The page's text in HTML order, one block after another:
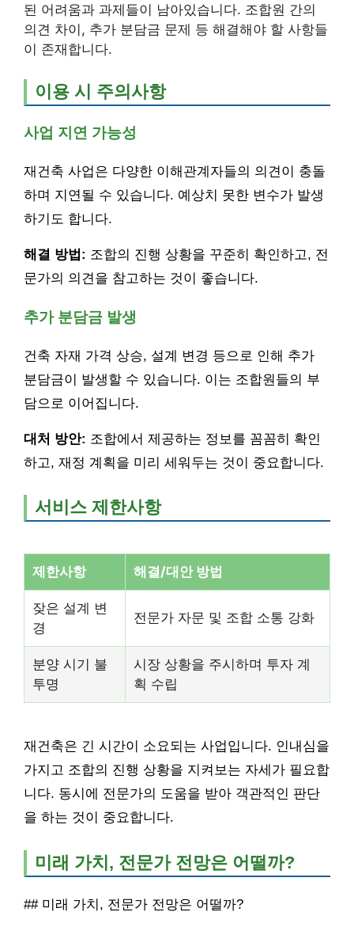
된 어려움과 과제들이 남아있습니다. 조합원 간의
의견 차이, 추가 분담금 문제 등 해결해야 할 사항들
이 존재합니다.
이용 시 주의사항
사업 지연 가능성
재건축 사업은 다양한 이해관계자들의 의견이 충돌
하며 지연될 수 있습니다. 예상치 못한 변수가 발생
하기도 합니다.
해결 방법: 조합의 진행 상황을 꾸준히 확인하고, 전
문가의 의견을 참고하는 것이 좋습니다.
추가 분담금 발생
건축 자재 가격 상승, 설계 변경 등으로 인해 추가
분담금이 발생할 수 있습니다. 이는 조합원들의 부
담으로 이어집니다.
대처 방안: 조합에서 제공하는 정보를 꼼꼼히 확인
하고, 재정 계획을 미리 세워두는 것이 중요합니다.
서비스 제한사항
제한사항 해결/대안 방법
잦은 설계 변
경
전문가 자문 및 조합 소통 강화
분양 시기 불
투명
시장 상황을 주시하며 투자 계
획 수립
재건축은 긴 시간이 소요되는 사업입니다. 인내심을
가지고 조합의 진행 상황을 지켜보는 자세가 필요합
니다. 동시에 전문가의 도움을 받아 객관적인 판단
을 하는 것이 중요합니다.
미래 가치, 전문가 전망은 어떨까?
## 미래 가치, 전문가 전망은 어떨까?